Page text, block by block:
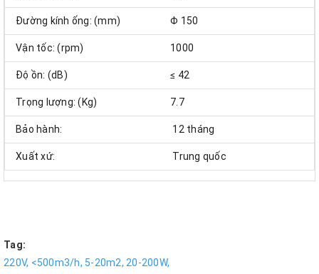
Đường kính ống: (mm) Φ 150
Vận tốc: (rpm) 1000
Độ ồn: (dB) ≤ 42
Trọng lượng: (Kg) 7.7
Bảo hành: 12 tháng
Xuất xứ: Trung quốc
Tag:
220V, <500m3/h, 5-20m2, 20-200W,